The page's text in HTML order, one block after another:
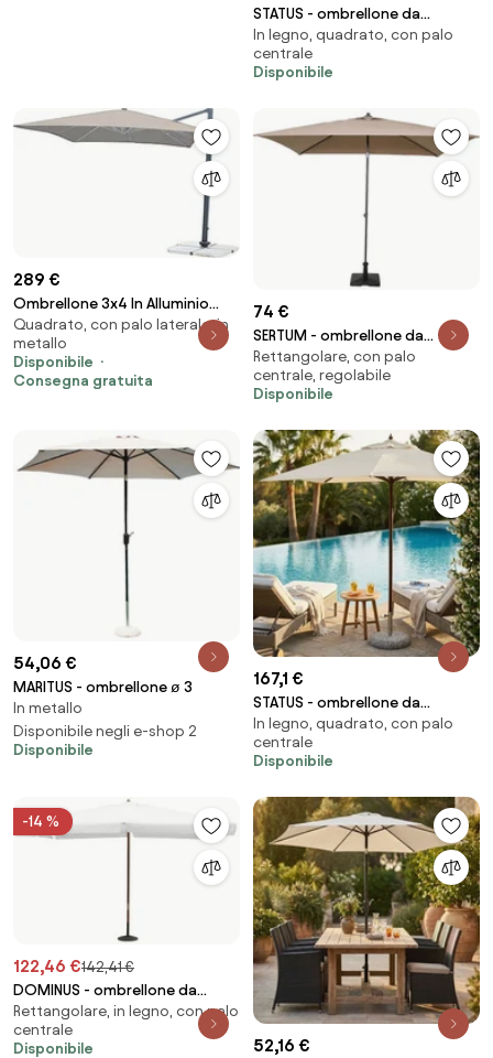
STATUS - ombrellone da
giardino palo centrale in legno
3 x 3 m
In legno, quadrato, con palo
centrale
Disponibile
289 €
Ombrellone 3x4 In Alluminio
Orientabile Moka Con Braccio
Decentrato
Quadrato, con palo laterale, in
metallo
Disponibile
Consegna gratuita
74 €
SERTUM - ombrellone da
giardino palo centrale 2 x 2
Rettangolare, con palo
centrale, regolabile
Disponibile
54,06 €
MARITUS - ombrellone ø 3
In metallo
Disponibile negli e-shop 2
Disponibile
167,1 €
STATUS - ombrellone da
giardino palo centrale in legno
3 x 4 m
In legno, quadrato, con palo
centrale
Disponibile
-14 %
122,46 €142,41 €
DOMINUS - ombrellone da
giardino palo centrale in legno
3 x 4 m
Rettangolare, in legno, con palo
centrale
Disponibile
52,16 €